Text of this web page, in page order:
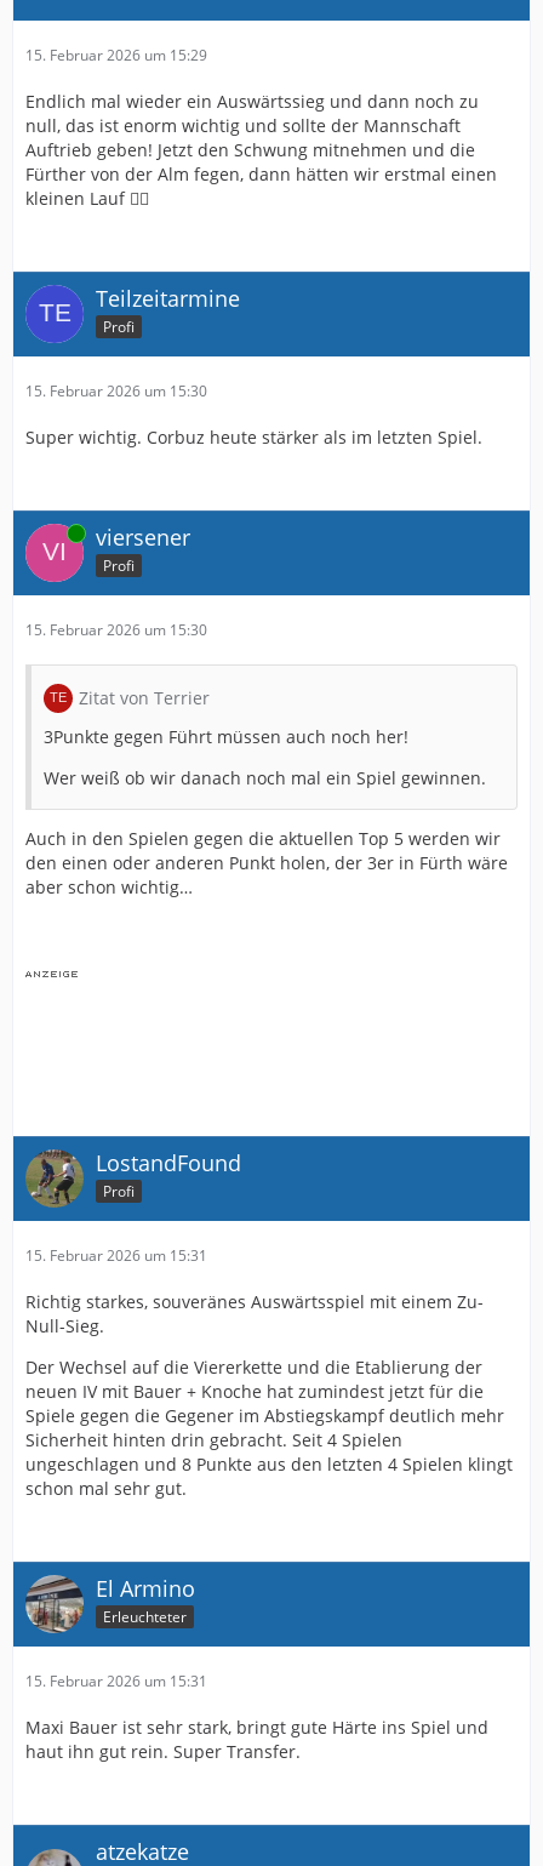
15. Februar 2026 um 15:29
Endlich mal wieder ein Auswärtssieg und dann noch zu
null, das ist enorm wichtig und sollte der Mannschaft
Auftrieb geben! Jetzt den Schwung mitnehmen und die
Fürther von der Alm fegen, dann hätten wir erstmal einen
kleinen Lauf 👍🏻
Teilzeitarmine
Profi
15. Februar 2026 um 15:30
Super wichtig. Corbuz heute stärker als im letzten Spiel.
Online viersener
Profi
15. Februar 2026 um 15:30
Zitat von Terrier
3Punkte gegen Führt müssen auch noch her!
Wer weiß ob wir danach noch mal ein Spiel gewinnen.
Auch in den Spielen gegen die aktuellen Top 5 werden wir
den einen oder anderen Punkt holen, der 3er in Fürth wäre
aber schon wichtig…
LostandFound
Profi
15. Februar 2026 um 15:31
Richtig starkes, souveränes Auswärtsspiel mit einem Zu-
Null-Sieg.
Der Wechsel auf die Viererkette und die Etablierung der
neuen IV mit Bauer + Knoche hat zumindest jetzt für die
Spiele gegen die Gegener im Abstiegskampf deutlich mehr
Sicherheit hinten drin gebracht. Seit 4 Spielen
ungeschlagen und 8 Punkte aus den letzten 4 Spielen klingt
schon mal sehr gut.
El Armino
Erleuchteter
15. Februar 2026 um 15:31
Maxi Bauer ist sehr stark, bringt gute Härte ins Spiel und
haut ihn gut rein. Super Transfer.
atzekatze